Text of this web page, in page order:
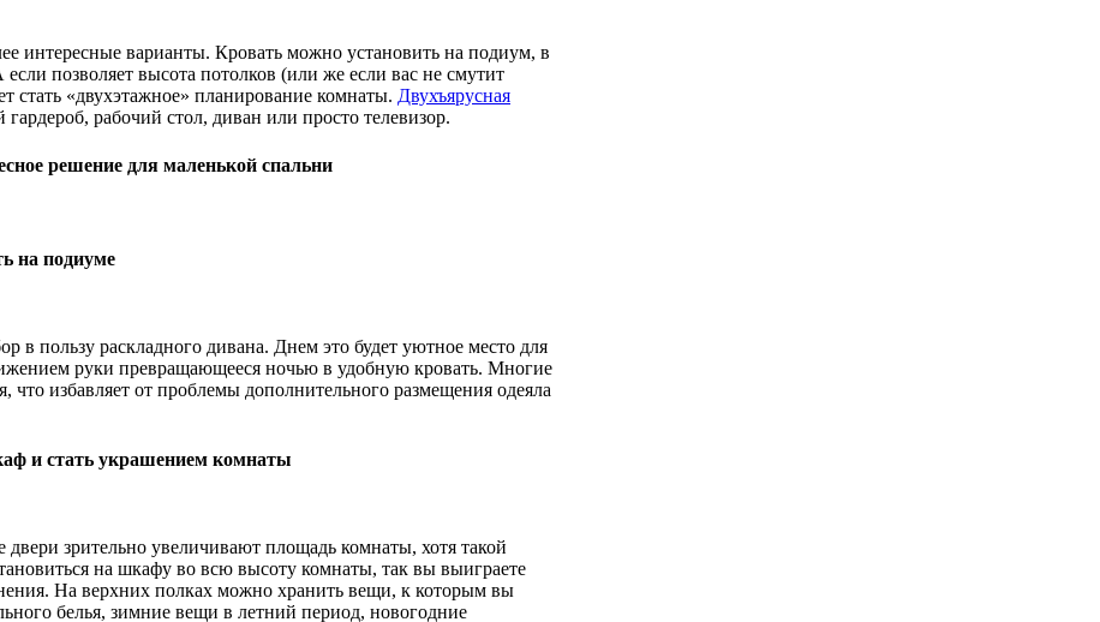
интересные варианты. Кровать можно установить на подиум, в
позволяет высота потолков (или же если вас не смутит
«двухэтажное» планирование комнаты. Двухъярусная
рабочий стол, диван или просто телевизор.
решение для маленькой спальни
на подиуме
в пользу раскладного дивана. Днем это будет уютное место для
руки превращающееся ночью в удобную кровать. Многие
избавляет от проблемы дополнительного размещения одеяла
и стать украшением комнаты
зрительно увеличивают площадь комнаты, хотя такой
на шкафу во всю высоту комнаты, так вы выиграете
На верхних полках можно хранить вещи, к которым вы
белья, зимние вещи в летний период, новогодние